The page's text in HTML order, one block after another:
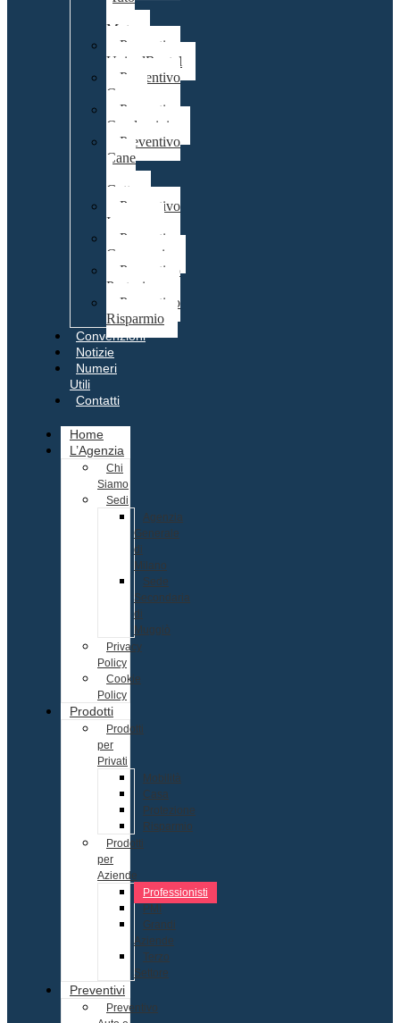
Moto
Preventivo
UnipolRental
Preventivo
Casa
Preventivo
Condominio
Preventivo
Cane
Gatto
Preventivo
Impresa
Preventivo
Commercio
Preventivo
Protezione
Preventivo
Risparmio
Convenzioni
Notizie
Numeri
Utili
Contatti
Home
L’Agenzia
Chi
Siamo
Sedi
Agenzia
Generale
di
Milano
Sede
Secondaria
di
Muggiò
Privacy
Policy
Cookie
Policy
Prodotti
Prodotti
per
Privati
Mobilità
Casa
Protezione
Risparmio
Prodotti
per
Aziende
Professionisti
PMI
Grandi
Aziende
Terzo
Settore
Preventivi
Preventivo